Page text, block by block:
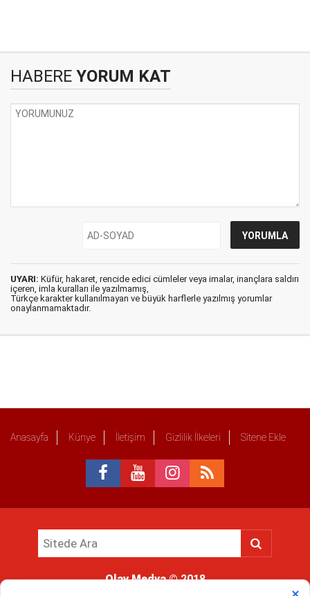
HABERE YORUM KAT
UYARI: Küfür, hakaret, rencide edici cümleler veya imalar, inançlara saldırı
içeren, imla kuralları ile yazılmamış,
Türkçe karakter kullanılmayan ve büyük harflerle yazılmış yorumlar
onaylanmamaktadır.
Anasayfa Künye İletişim Gizlilik İlkeleri Sitene Ekle
Olay Medya© 2018